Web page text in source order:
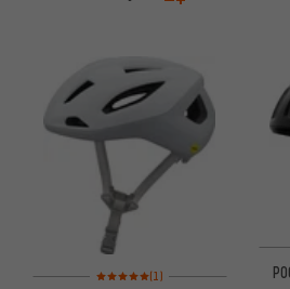
Valoración media: 5 de 5 basada en
(1)